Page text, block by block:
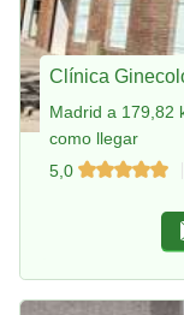
Clínica
Madrid a 179,82
como llegar
5,0